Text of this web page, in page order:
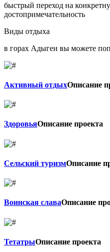
быстрый переход на
достопримечательность
Виды отдыха
в горах Адыгеи вы можете
Активный отдыхОписание
ЗдоровьяОписание проекта
Сельский туризмОписание
Воинская славаОписание
ТетатрыОписание проекта